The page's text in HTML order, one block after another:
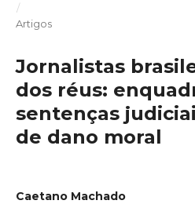
/
Artigos
Jornalistas
dos réus:
sentenças
de dano moral
Caetano Machado